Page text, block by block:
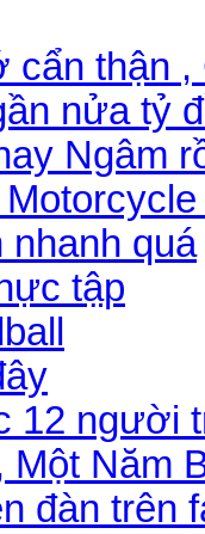
cẩn thận ,
nửa tỷ
Ngâm
nhanh quá
tập
người
Một Năm
đàn trên